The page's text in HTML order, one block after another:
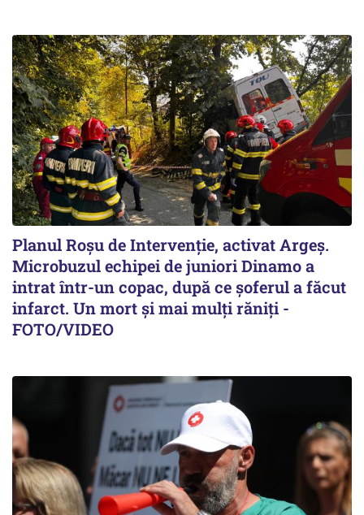
Planul Roşu de Intervenţie, activat Argeş.
Microbuzul echipei de juniori Dinamo a
intrat într-un copac, după ce șoferul a făcut
infarct. Un mort și mai mulți răniți -
FOTO/VIDEO